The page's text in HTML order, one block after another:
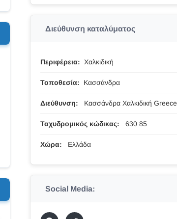
Διεύθυνση καταλύματος
Περιφέρεια: Χαλκιδική
Τοποθεσία: Κασσάνδρα
Διεύθυνση: Κασσάνδρα Χαλκιδική Greece
Ταχυδρομικός κώδικας: 630 85
Χώρα: Ελλάδα
Social Media: